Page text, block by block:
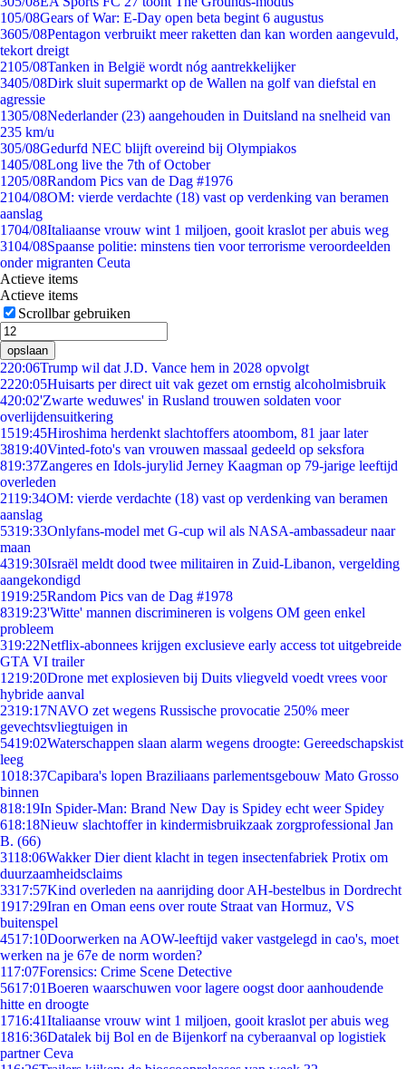
105/08Gears of War: E-Day open beta begint 6 augustus
3605/08Pentagon verbruikt meer raketten dan kan worden aangevuld,
tekort dreigt
2105/08Tanken in België wordt nóg aantrekkelijker
3405/08Dirk sluit supermarkt op de Wallen na golf van diefstal en
agressie
1305/08Nederlander (23) aangehouden in Duitsland na snelheid van
235 km/u
305/08Gedurfd NEC blijft overeind bij Olympiakos
1405/08Long live the 7th of October
1205/08Random Pics van de Dag #1976
2104/08OM: vierde verdachte (18) vast op verdenking van beramen
aanslag
1704/08Italiaanse vrouw wint 1 miljoen, gooit kraslot per abuis weg
3104/08Spaanse politie: minstens tien voor terrorisme veroordeelden
onder migranten Ceuta
Actieve items
Actieve items
Scrollbar gebruiken
opslaan
220:06Trump wil dat J.D. Vance hem in 2028 opvolgt
2220:05Huisarts per direct uit vak gezet om ernstig alcoholmisbruik
420:02'Zwarte weduwes' in Rusland trouwen soldaten voor
overlijdensuitkering
1519:45Hiroshima herdenkt slachtoffers atoombom, 81 jaar later
3819:40Vinted-foto's van vrouwen massaal gedeeld op seksfora
819:37Zangeres en Idols-jurylid Jerney Kaagman op 79-jarige leeftijd
overleden
2119:34OM: vierde verdachte (18) vast op verdenking van beramen
aanslag
5319:33Onlyfans-model met G-cup wil als NASA-ambassadeur naar
maan
4319:30Israël meldt dood twee militairen in Zuid-Libanon, vergelding
aangekondigd
1919:25Random Pics van de Dag #1978
8319:23'Witte' mannen discrimineren is volgens OM geen enkel
probleem
319:22Netflix-abonnees krijgen exclusieve early access tot uitgebreide
GTA VI trailer
1219:20Drone met explosieven bij Duits vliegveld voedt vrees voor
hybride aanval
2319:17NAVO zet wegens Russische provocatie 250% meer
gevechtsvliegtuigen in
5419:02Waterschappen slaan alarm wegens droogte: Gereedschapskist
leeg
1018:37Capibara's lopen Braziliaans parlementsgebouw Mato Grosso
binnen
818:19In Spider-Man: Brand New Day is Spidey echt weer Spidey
618:18Nieuw slachtoffer in kindermisbruikzaak zorgprofessional Jan
B. (66)
3118:06Wakker Dier dient klacht in tegen insectenfabriek Protix om
duurzaamheidsclaims
3317:57Kind overleden na aanrijding door AH-bestelbus in Dordrecht
1917:29Iran en Oman eens over route Straat van Hormuz, VS
buitenspel
4517:10Doorwerken na AOW-leeftijd vaker vastgelegd in cao's, moet
werken na je 67e de norm worden?
117:07Forensics: Crime Scene Detective
5617:01Boeren waarschuwen voor lagere oogst door aanhoudende
hitte en droogte
1716:41Italiaanse vrouw wint 1 miljoen, gooit kraslot per abuis weg
1816:36Datalek bij Bol en de Bijenkorf na cyberaanval op logistiek
partner Ceva